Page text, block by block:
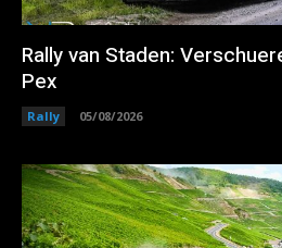
Rally van Staden:
Pex
Rally 05/08/2026